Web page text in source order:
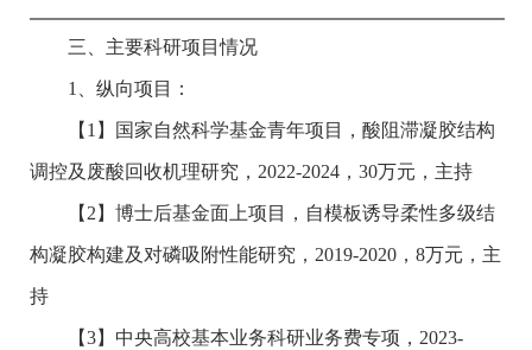
三、主要科研项目情况
1、纵向项目：
【 1 】国家自然科学基金青年项目，酸阻滞凝胶结构
调控及废酸回收机理研究， 2022-2024 ， 30万元，主持
【2】博士后基金面上项目，自模板诱导柔性多级结
构凝胶构建及对磷吸附性能研究， 2019-2020 ， 8万元，主
持
【3】中央高校基本业务科研业务费专项， 2023-